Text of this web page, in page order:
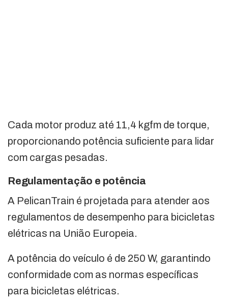
Cada motor produz até 11,4 kgfm de torque,
proporcionando potência suficiente para lidar
com cargas pesadas.
Regulamentação e potência
A PelicanTrain é projetada para atender aos
regulamentos de desempenho para bicicletas
elétricas na União Europeia.
A potência do veículo é de 250 W, garantindo
conformidade com as normas específicas
para bicicletas elétricas.